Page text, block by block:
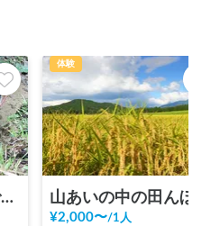
山あいの綺麗な谷でイワナをつかんで食べる
体験
¥2,000〜/1人